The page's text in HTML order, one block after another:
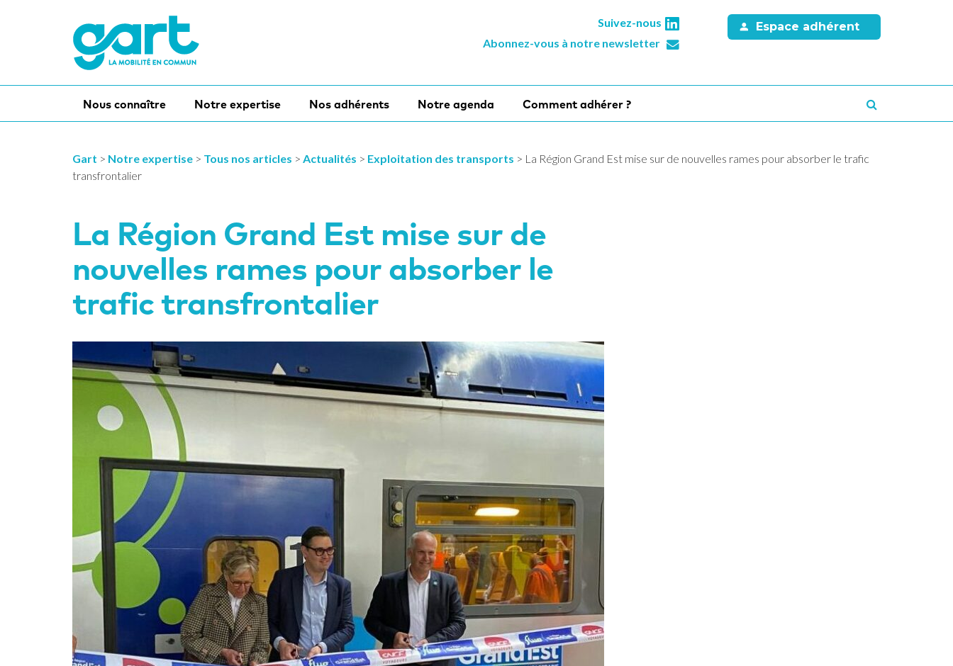
Suivez-nous
Abonnez-vous à notre newsletter
Espace adhérent
Nous connaître Notre expertise Nos adhérents Notre agenda Comment adhérer ?
Gart > Notre expertise > Tous nos articles > Actualités > Exploitation des transports > La Région Grand Est mise sur de nouvelles rames pour absorber le trafic
transfrontalier
La Région Grand Est mise sur de
nouvelles rames pour absorber le
trafic transfrontalier